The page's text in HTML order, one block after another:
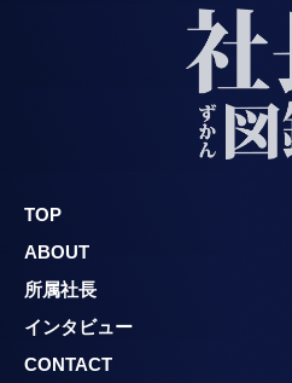
TOP
ABOUT
所属社長
インタビュー
CONTACT